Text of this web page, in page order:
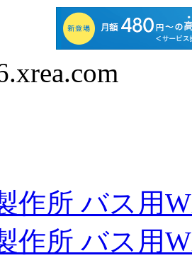
作所 バス用
作所 バス用